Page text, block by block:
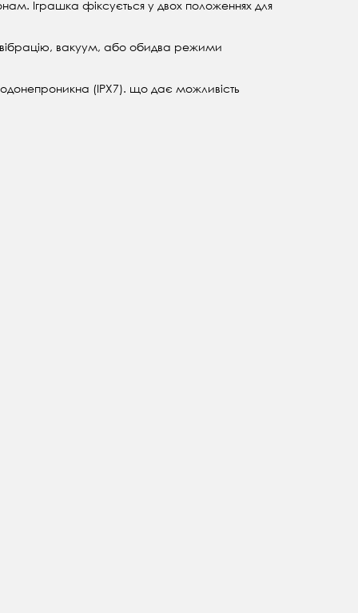
Іграшка фіксується у двох положеннях для
вакуум, або обидва режими
(IPX7). що дає можливість